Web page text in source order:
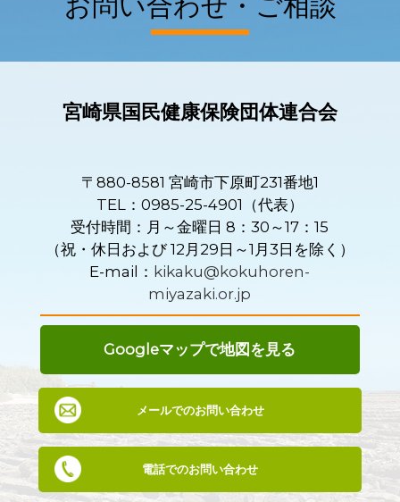
宮崎県国民健康保険団体連合会
〒880-8581 宮崎市下原町231番地1
TEL：0985-25-4901（代表）
受付時間：月～金曜日 8：30～17：15
（祝・休日および 12月29日～1月3日を除く）
E-mail： kikaku@kokuhoren-
miyazaki.or.jp
Googleマップで地図を見る
メールでのお問い合わせ
電話でのお問い合わせ